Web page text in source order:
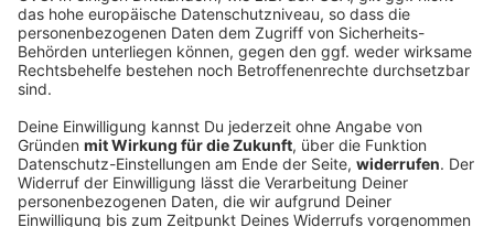
Influencerin Sydney Towle mit 26 an Krebs
gestorben